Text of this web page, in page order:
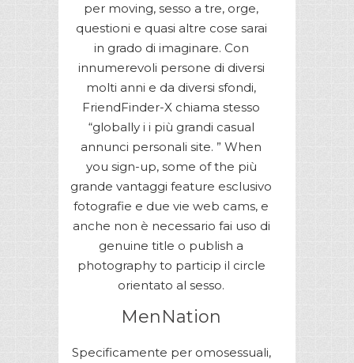
per moving, sesso a tre, orge,
questioni e quasi altre cose sarai
in grado di imaginare. Con
innumerevoli persone di diversi
molti anni e da diversi sfondi,
FriendFinder-X chiama stesso
“globally i i più grandi casual
annunci personali site. ” When
you sign-up, some of the più
grande vantaggi feature esclusivo
fotografie e due vie web cams, e
anche non è necessario fai uso di
genuine title o publish a
photography to particip il circle
orientato al sesso.
MenNation
Specificamente per omosessuali,